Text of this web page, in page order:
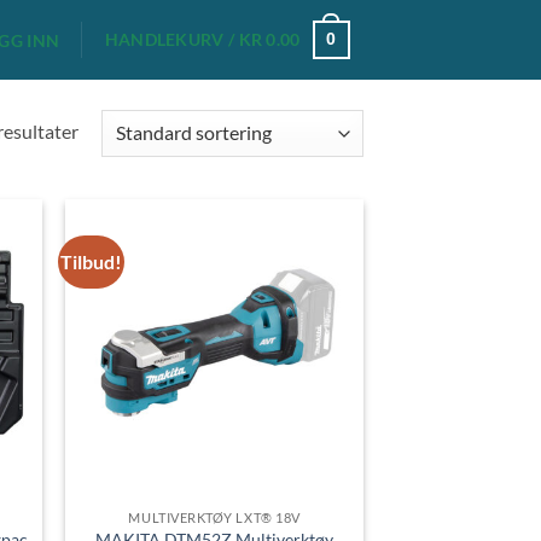
INN HANDLEKURV / KR 0.00 0
Tilbud!
MULTIVERKTØY LXT® 18V